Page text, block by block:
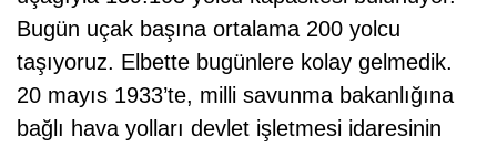
Bugün uçak başına ortalama 200 yolcu
taşıyoruz. Elbette bugünlere kolay gelmedik.
20 mayıs 1933’te, milli savunma bakanlığına
bağlı hava yolları devlet işletmesi idaresinin